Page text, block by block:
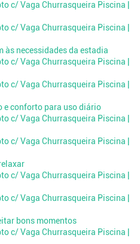
às necessidades da estadia
e conforto para uso diário
bons momentos